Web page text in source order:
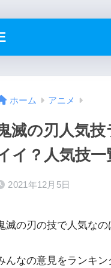
ホーム アニメ
滅の刃人気
イ？人気技一
2021年12月5日
滅の刃の技で人気なの
んなの意見をランキン